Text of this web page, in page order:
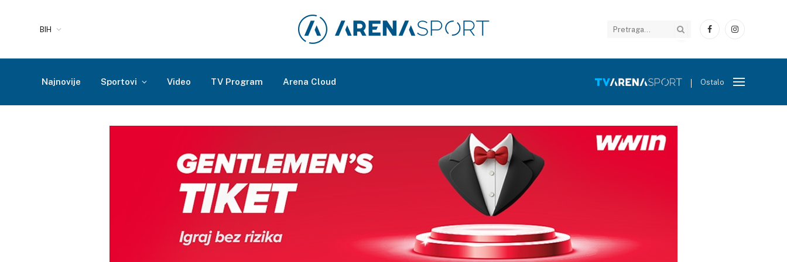
BIH
FacebookInstagram
Najnovije Sportovi Video TV Program Arena Cloud Ostalo